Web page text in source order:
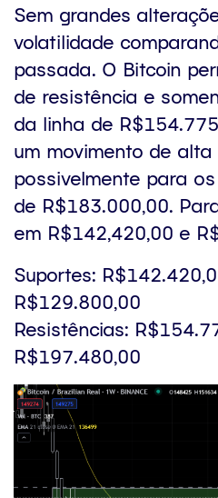
Sem grandes
volatilidade
passada. O Bitcoin
de resistência e
da linha de
um movimento de alta
possivelmente para
de R$183.000,00.
em R$142,420,00 e
Suportes:
R$129.800,00
Resistências:
R$197.480,00